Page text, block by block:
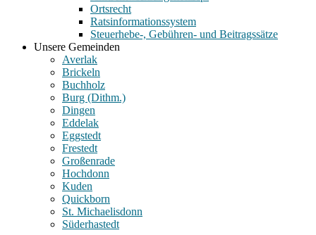
Ortsrecht
Ratsinformationssystem
Steuerhebe-, Gebühren- und Beitragssätze
Unsere Gemeinden
Averlak
Brickeln
Buchholz
Burg (Dithm.)
Dingen
Eddelak
Eggstedt
Frestedt
Großenrade
Hochdonn
Kuden
Quickborn
St. Michaelisdonn
Süderhastedt